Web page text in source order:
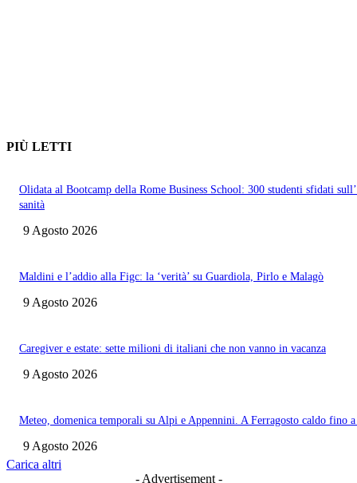
PIÙ LETTI
Olidata al Bootcamp della Rome Business School: 300 studenti sfidati
sanità
9 Agosto 2026
Maldini e l’addio alla Figc: la ‘verità’ su Guardiola, Pirlo e Malagò
9 Agosto 2026
Caregiver e estate: sette milioni di italiani che non vanno in vacanza
9 Agosto 2026
Meteo, domenica temporali su Alpi e Appennini. A Ferragosto caldo fino a
9 Agosto 2026
Carica altri
- Advertisement -